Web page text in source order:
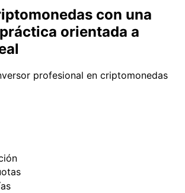
con una
orientada a
profesional en criptomonedas